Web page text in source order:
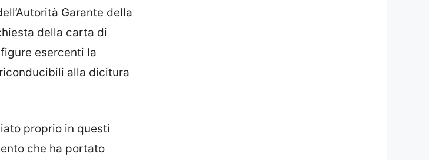
Garante della
della carta di
esercenti la
alla dicitura
proprio in questi
che ha portato